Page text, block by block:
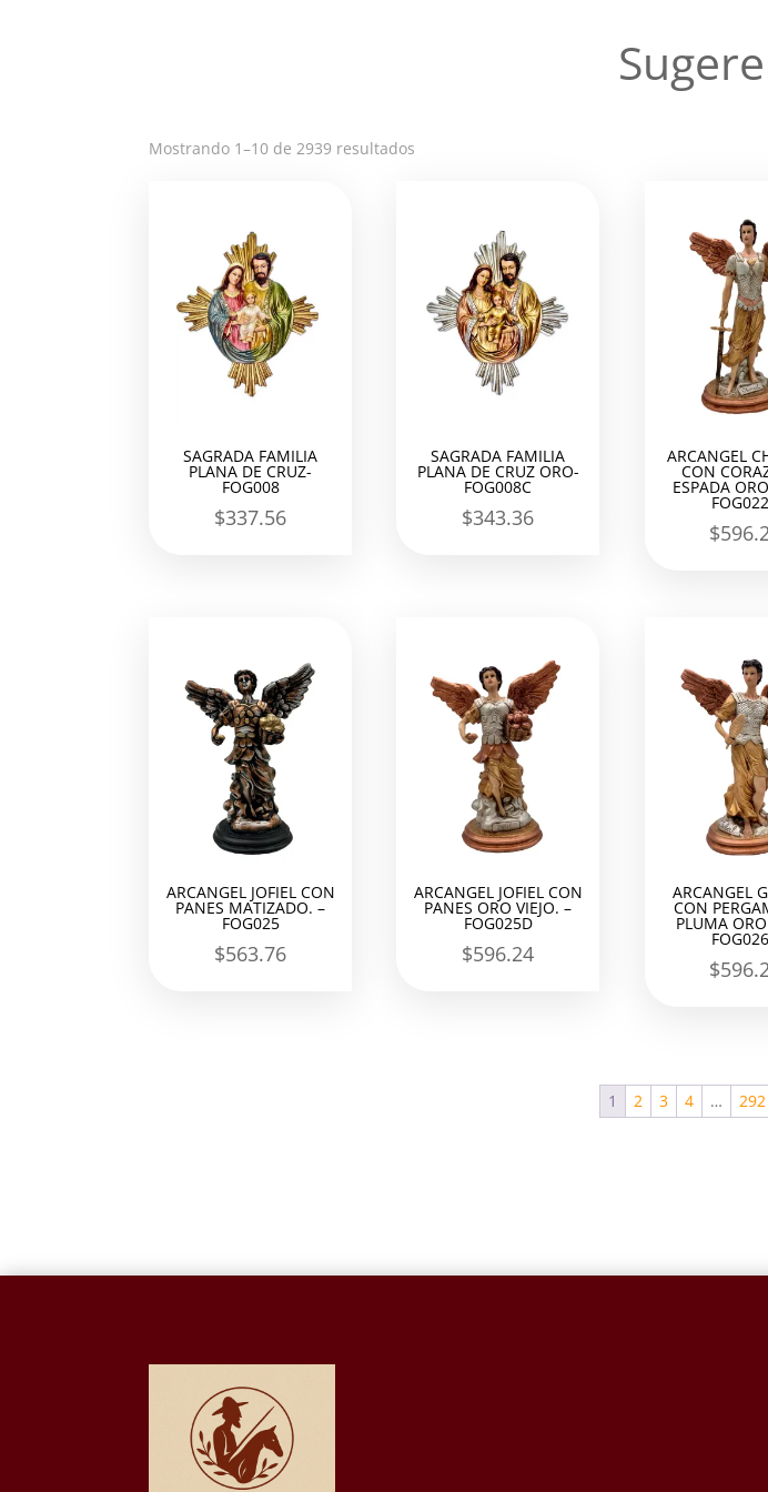
Mostrando 1–10 de 2939 resultados
SAGRADA FAMILIA
PLANA DE CRUZ-
FOG008
$337.56
SAGRADA FAMILIA
PLANA DE CRUZ ORO-
FOG008C
$343.36
ARCANGEL
CON
ESPADA
$
ARCANGEL JOFIEL CON
PANES MATIZADO. –
FOG025
$563.76
ARCANGEL JOFIEL CON
PANES ORO VIEJO. –
FOG025D
$596.24
ARCANGEL
CON
PLUMA
$
1 2 3 4 … 292